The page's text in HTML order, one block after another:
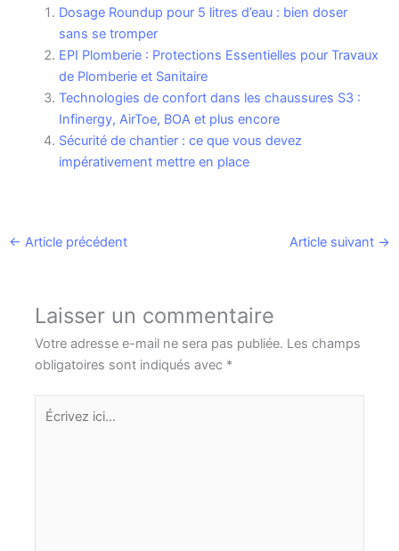
Dosage Roundup pour 5 litres d’eau : bien doser
sans se tromper
EPI Plomberie : Protections Essentielles pour Travaux
de Plomberie et Sanitaire
Technologies de confort dans les chaussures S3 :
Infinergy, AirToe, BOA et plus encore
Sécurité de chantier : ce que vous devez
impérativement mettre en place
← Article précédent Article suivant →
Laisser un commentaire
Votre adresse e-mail ne sera pas publiée. Les champs
obligatoires sont indiqués avec *
Écrivez
ici…